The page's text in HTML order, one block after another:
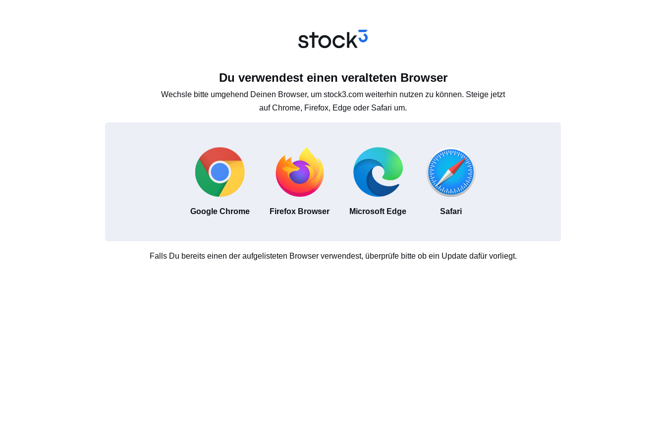
Du verwendest einen veralteten Browser
Wechsle bitte umgehend Deinen Browser, um stock3.com weiterhin nutzen zu können. Steige jetzt
auf Chrome, Firefox, Edge oder Safari um.
Google Chrome Firefox Browser Microsoft Edge Safari
Falls Du bereits einen der aufgelisteten Browser verwendest, überprüfe bitte ob ein Update dafür vorliegt.